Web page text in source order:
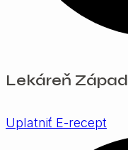
Lekáreň Západ
Uplatniť E-recept